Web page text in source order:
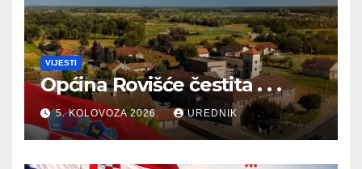
VIJESTI
Općina Rovišće čestita . . .
5. KOLOVOZA 2026. UREDNIK